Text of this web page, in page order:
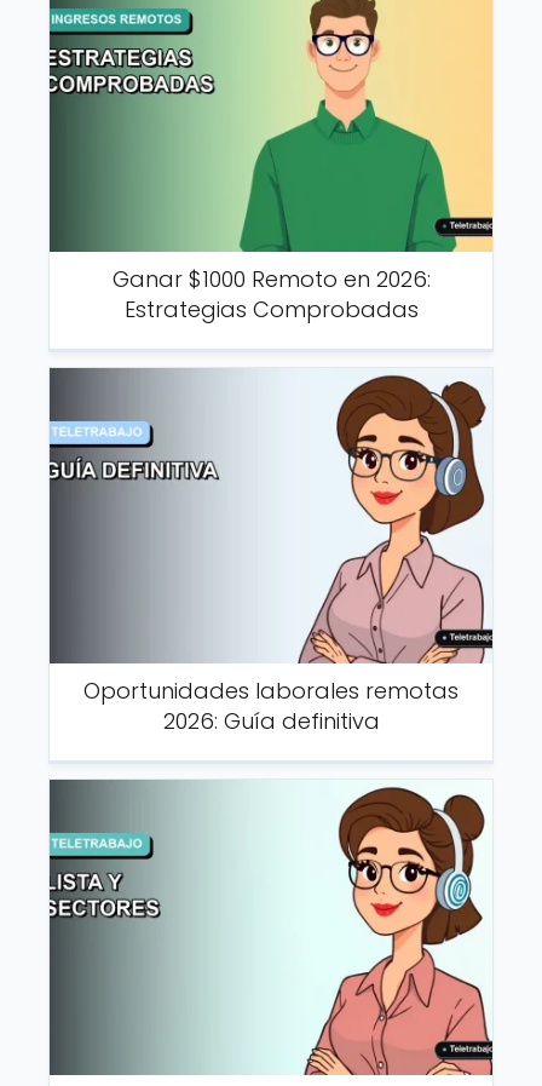
Ganar $1000 Remoto en 2026:
Estrategias Comprobadas
Oportunidades laborales remotas
2026: Guía definitiva